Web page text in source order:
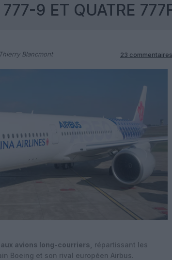
9 ET QUATRE
Blancmont 23 commentaires
avions long-courriers,
répartissant les
Boeing et son rival européen Airbus.